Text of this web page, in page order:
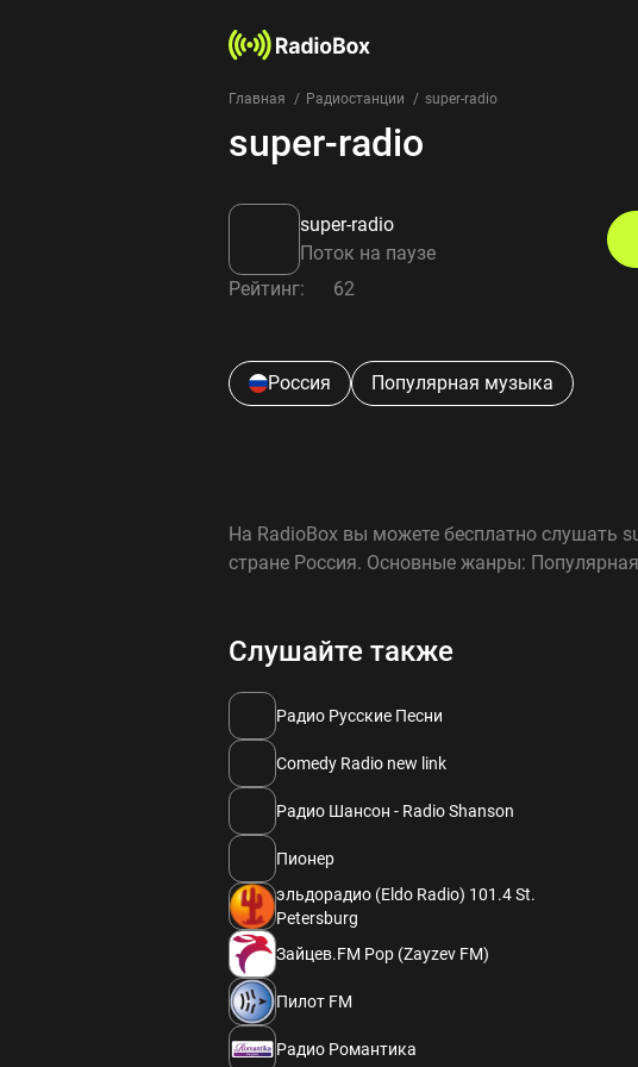
Главная Радиостанции super-radio
super-radio
super-radio
Поток на паузе
Рейтинг: 62
Россия Популярная музыка
На RadioBox вы можете бесплатно слушать
стране Россия. Основные жанры:
Слушайте также
Радио Русские Песни
Comedy Radio new link
Радио Шансон - Radio Shanson
Пионер
эльдорадио (Eldo Radio) 101.4 St.
Petersburg
Зайцев.FM Pop (Zayzev FM)
Пилот FM
Радио Романтика